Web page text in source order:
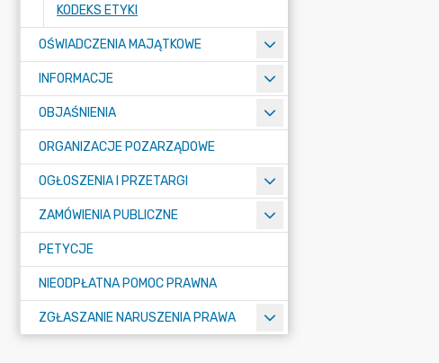
KODEKS ETYKI
OŚWIADCZENIA MAJĄTKOWE
INFORMACJE
OBJAŚNIENIA
ORGANIZACJE POZARZĄDOWE
OGŁOSZENIA I PRZETARGI
ZAMÓWIENIA PUBLICZNE
PETYCJE
NIEODPŁATNA POMOC PRAWNA
ZGŁASZANIE NARUSZENIA PRAWA